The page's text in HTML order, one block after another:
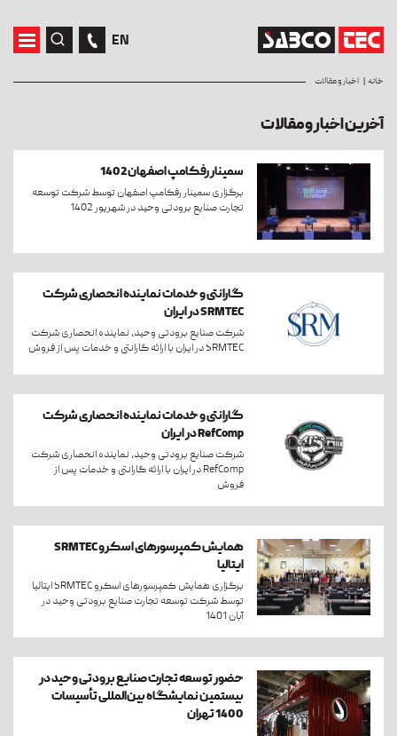
EN
خانه اخبار و مقالات
آخرین اخبار و مقالات
سمینار رفکامپ اصفهان1402
برگزاری سمینار رفکامپ اصفهان توسط شرکت توسعه
تجارت صنایع برودتی وحید در شهریور 1402
گارانتی و خدمات نماینده انحصاری شرکت
SRMTEC در ایران
شرکت صنایع برودتی وحید، نماینده انحصاری شرکت
SRMTEC در ایران با ارائه گارانتی و خدمات پس از فروش
گارانتی و خدمات نماینده انحصاری شرکت
RefComp در ایران
شرکت صنایع برودتی وحید، نماینده انحصاری شرکت
RefComp در ایران با ارائه گارانتی و خدمات پس از
فروش
همایش کمپرسورهای اسکرو SRMTEC
ایتالیا
برگزاری همایش کمپرسورهای اسکرو SRMTEC ایتالیا
توسط شرکت توسعه تجارت صنایع برودتی وحید در
آبان 1401
حضور توسعه تجارت صنایع برودتی وحید در
بیستمین نمایشگاه بین‌المللی تأسیسات
1400 تهران